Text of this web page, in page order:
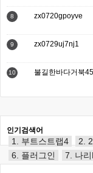
8
zx0720gpoyve
9
zx0729uj7nj1
10
불길한바다거북45
인기검색어
1. 부트스트랩4 2.
6. 플러그인
7. 나